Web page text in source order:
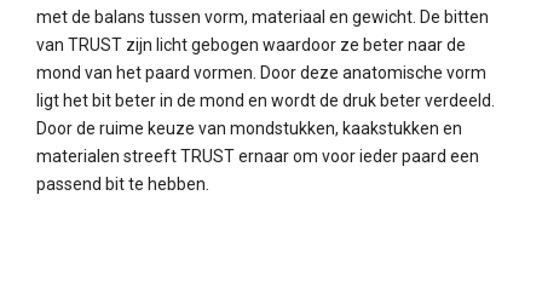
met de balans tussen vorm, materiaal en gewicht. De bitten
van TRUST zijn licht gebogen waardoor ze beter naar de
mond van het paard vormen. Door deze anatomische vorm
ligt het bit beter in de mond en wordt de druk beter verdeeld.
Door de ruime keuze van mondstukken, kaakstukken en
materialen streeft TRUST ernaar om voor ieder paard een
passend bit te hebben.